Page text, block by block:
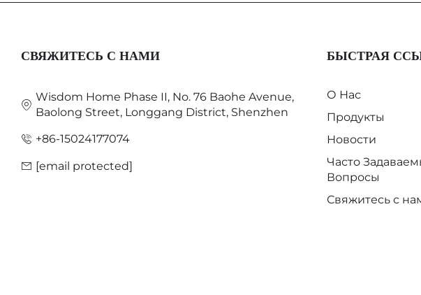
СВЯЖИТЕСЬ С НАМИ
Wisdom Home Phase II, No. 76 Baohe Avenue,
Baolong Street, Longgang District, Shenzhen
+86-15024177074
[email protected]
БЫСТРАЯ
О Нас
Продукты
Новости
Часто
Вопросы
Свяжитесь с